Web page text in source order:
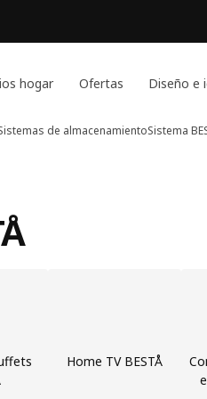
hogar Ofertas Diseño e
de almacenamientoSistema
Home TV BESTÅ